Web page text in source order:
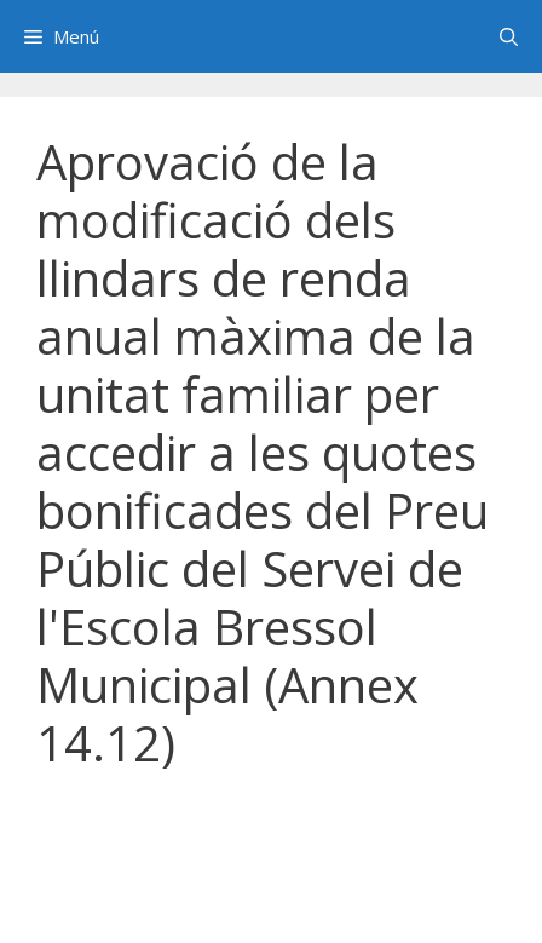
contenido
Menú
Aprovació de la
modificació dels
llindars de renda
anual màxima de la
unitat familiar per
accedir a les quotes
bonificades del Preu
Públic del Servei de
l'Escola Bressol
Municipal (Annex
14.12)